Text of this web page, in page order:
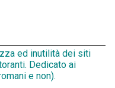
ed inutilità dei siti
Dedicato ai
e non).